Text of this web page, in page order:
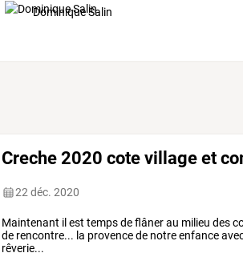
Dominique Salin
Creche 2020 cote village et
22 déc. 2020
Maintenant il est temps de flâner au milieu des
de rencontre... la provence de notre enfance
rêverie...